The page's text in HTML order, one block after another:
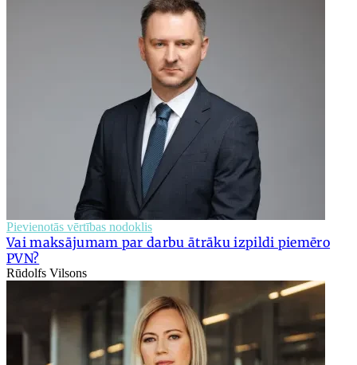
Pievienotās vērtības nodoklis
Vai maksājumam par darbu ātrāku izpildi piemēro
PVN?
Rūdolfs Vilsons